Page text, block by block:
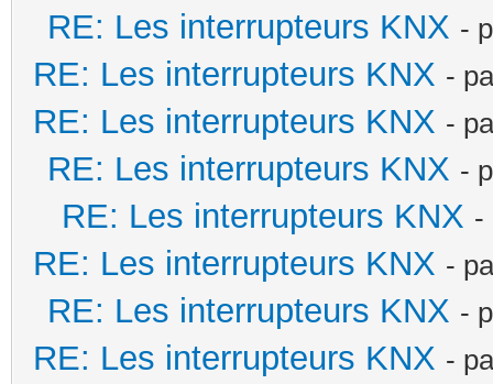
RE: Les interrupteurs KNX -
RE: Les interrupteurs KNX -
RE: Les interrupteurs KNX -
RE: Les interrupteurs KNX -
RE: Les interrupteurs KNX -
RE: Les interrupteurs KNX -
RE: Les interrupteurs KNX -
RE: Les interrupteurs KNX -